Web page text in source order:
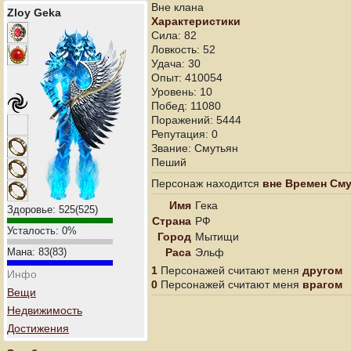
Zloy Geka
Здоровье: 525(525)
Усталость: 0%
Мана: 83(83)
Инфо
Вещи
Недвижимость
Достижения
Вне клана
Характеристики
Сила: 82
Ловкость: 52
Удача: 30
Опыт: 410054
Уровень: 10
Побед: 11080
Поражений: 5444
Репутация: 0
Звание: Смутьян
Пеший
Персонаж находится вне Времен
Имя Гека
Страна РФ
Город Мытищи
Раса Эльф
1 Персонажей считают меня другом
0 Персонажей считают меня врагом